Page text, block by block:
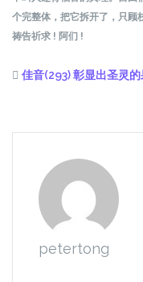
个完整体，把它拆开了，只顾
祷告祈求 ! 阿们 !
佳音(293) 彰显出圣灵的
petertong